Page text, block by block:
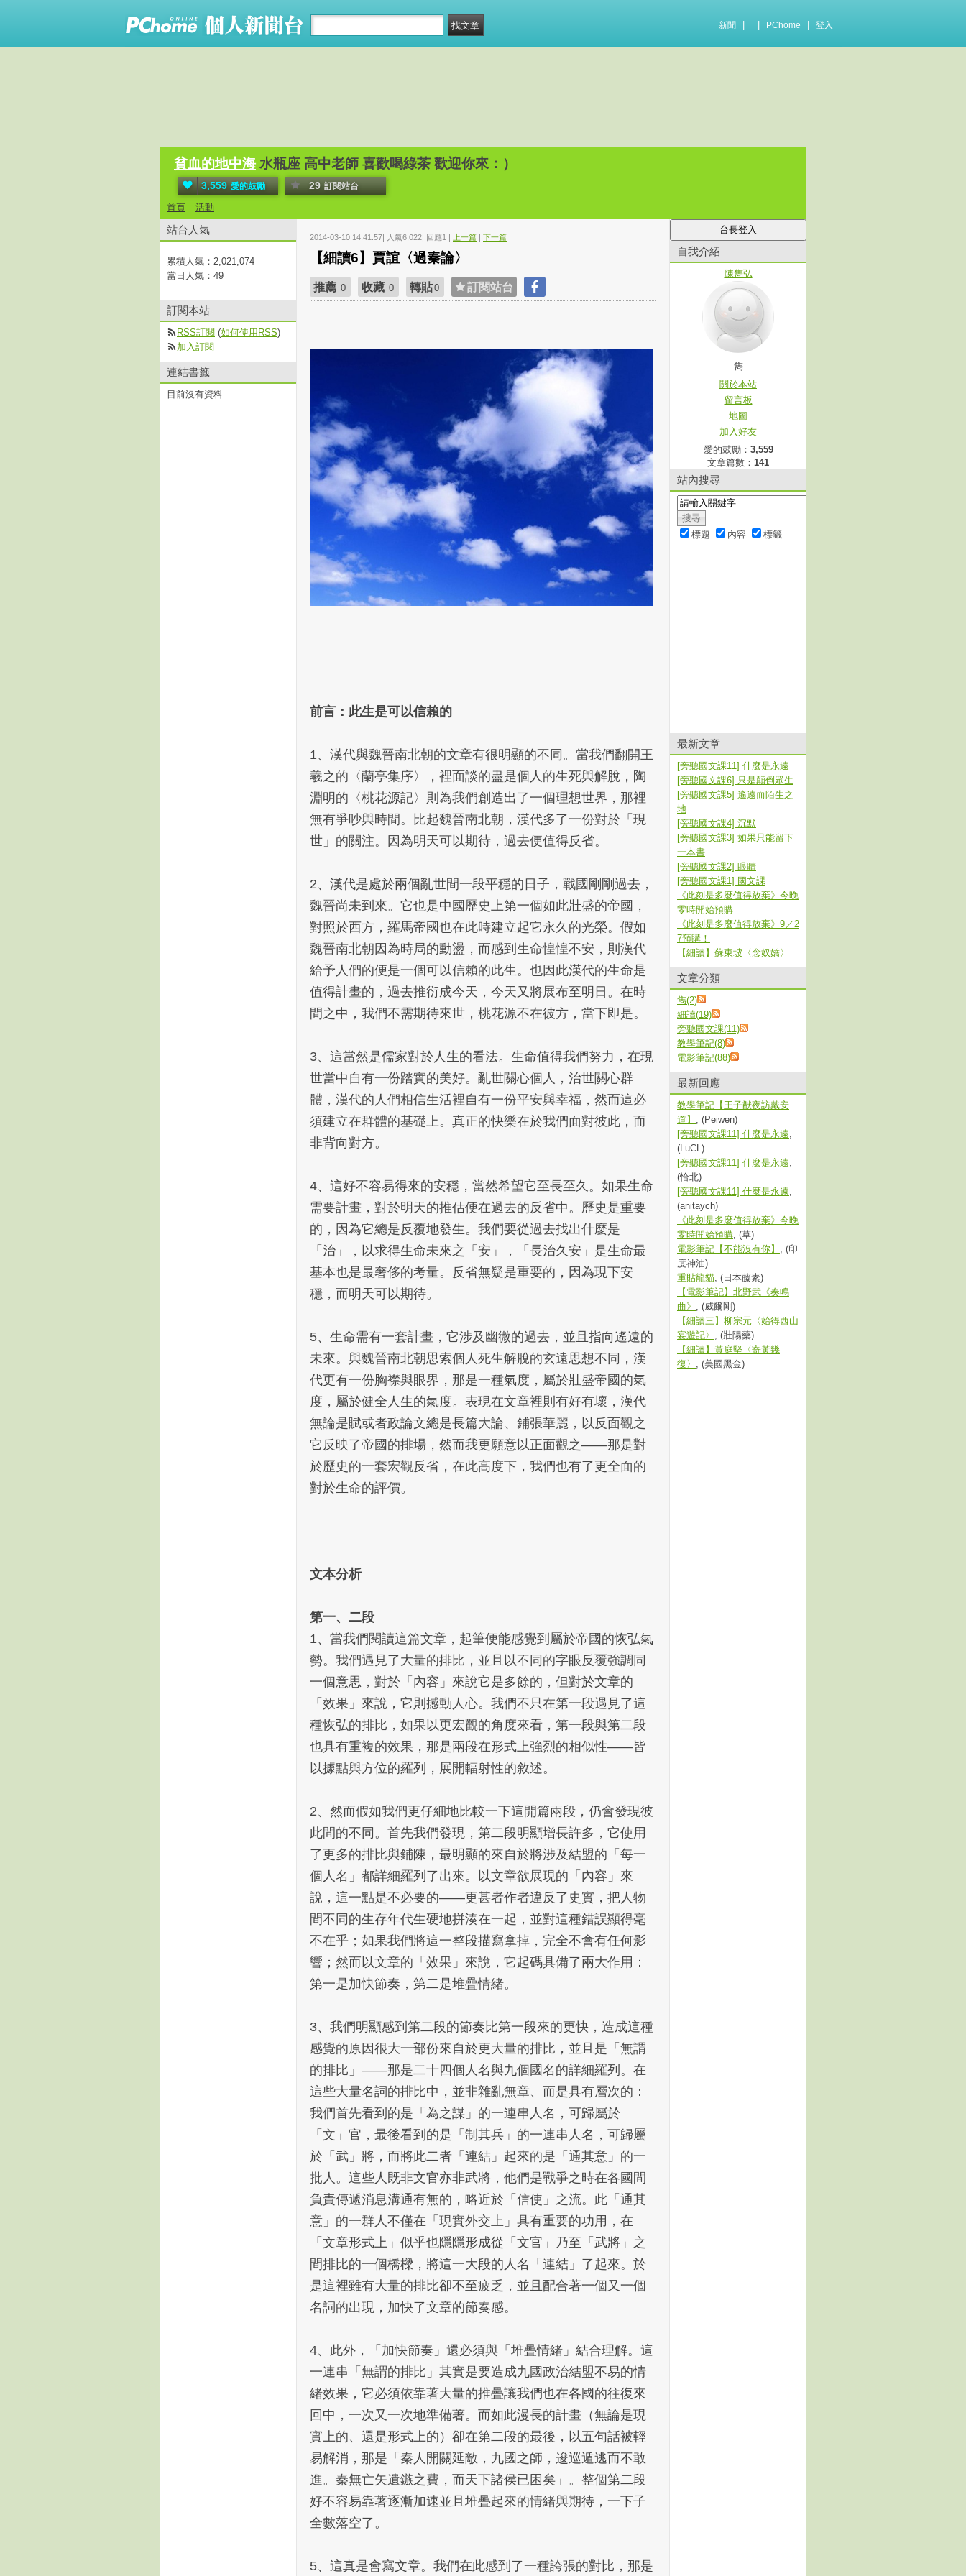
新聞 PChome 登入
貧血的地中海 水瓶座 高中老師 喜歡喝綠茶 歡迎你來：）
3,559 愛的鼓勵 29 訂閱站台
首頁 活動
2014-03-10 14:41:57| 人氣6,022| 回應1 | 上一篇 | 下一篇
【細讀6】賈誼〈過秦論〉
推薦 0 收藏 0 轉貼0 訂閱站台
前言：此生是可以信賴的
1、漢代與魏晉南北朝的文章有很明顯的不同。當我們翻開王
羲之的〈蘭亭集序〉，裡面談的盡是個人的生死與解脫，陶
淵明的〈桃花源記〉則為我們創造出了一個理想世界，那裡
無有爭吵與時間。比起魏晉南北朝，漢代多了一份對於「現
世」的關注。因為明天可以期待，過去便值得反省。
2、漢代是處於兩個亂世間一段平穩的日子，戰國剛剛過去，
魏晉尚未到來。它也是中國歷史上第一個如此壯盛的帝國，
對照於西方，羅馬帝國也在此時建立起它永久的光榮。假如
魏晉南北朝因為時局的動盪，而感到生命惶惶不安，則漢代
給予人們的便是一個可以信賴的此生。也因此漢代的生命是
值得計畫的，過去推衍成今天，今天又將展布至明日。在時
間之中，我們不需期待來世，桃花源不在彼方，當下即是。
3、這當然是儒家對於人生的看法。生命值得我們努力，在現
世當中自有一份踏實的美好。亂世關心個人，治世關心群
體，漢代的人們相信生活裡自有一份平安與幸福，然而這必
須建立在群體的基礎上。真正的快樂在於我們面對彼此，而
非背向對方。
4、這好不容易得來的安穩，當然希望它至長至久。如果生命
需要計畫，對於明天的推估便在過去的反省中。歷史是重要
的，因為它總是反覆地發生。我們要從過去找出什麼是
「治」，以求得生命未來之「安」，「長治久安」是生命最
基本也是最奢侈的考量。反省無疑是重要的，因為現下安
穩，而明天可以期待。
5、生命需有一套計畫，它涉及幽微的過去，並且指向遙遠的
未來。與魏晉南北朝思索個人死生解脫的玄遠思想不同，漢
代更有一份胸襟與眼界，那是一種氣度，屬於壯盛帝國的氣
度，屬於健全人生的氣度。表現在文章裡則有好有壞，漢代
無論是賦或者政論文總是長篇大論、鋪張華麗，以反面觀之
它反映了帝國的排場，然而我更願意以正面觀之——那是對
於歷史的一套宏觀反省，在此高度下，我們也有了更全面的
對於生命的評價。
文本分析
第一、二段
1、當我們閱讀這篇文章，起筆便能感覺到屬於帝國的恢弘氣
勢。我們遇見了大量的排比，並且以不同的字眼反覆強調同
一個意思，對於「內容」來說它是多餘的，但對於文章的
「效果」來說，它則撼動人心。我們不只在第一段遇見了這
種恢弘的排比，如果以更宏觀的角度來看，第一段與第二段
也具有重複的效果，那是兩段在形式上強烈的相似性——皆
以據點與方位的羅列，展開輻射性的敘述。
2、然而假如我們更仔細地比較一下這開篇兩段，仍會發現彼
此間的不同。首先我們發現，第二段明顯增長許多，它使用
了更多的排比與鋪陳，最明顯的來自於將涉及結盟的「每一
個人名」都詳細羅列了出來。以文章欲展現的「內容」來
說，這一點是不必要的——更甚者作者違反了史實，把人物
間不同的生存年代生硬地拼湊在一起，並對這種錯誤顯得毫
不在乎；如果我們將這一整段描寫拿掉，完全不會有任何影
響；然而以文章的「效果」來說，它起碼具備了兩大作用：
第一是加快節奏，第二是堆疊情緒。
3、我們明顯感到第二段的節奏比第一段來的更快，造成這種
感覺的原因很大一部份來自於更大量的排比，並且是「無謂
的排比」——那是二十四個人名與九個國名的詳細羅列。在
這些大量名詞的排比中，並非雜亂無章、而是具有層次的：
我們首先看到的是「為之謀」的一連串人名，可歸屬於
「文」官，最後看到的是「制其兵」的一連串人名，可歸屬
於「武」將，而將此二者「連結」起來的是「通其意」的一
批人。這些人既非文官亦非武將，他們是戰爭之時在各國間
負責傳遞消息溝通有無的，略近於「信使」之流。此「通其
意」的一群人不僅在「現實外交上」具有重要的功用，在
「文章形式上」似乎也隱隱形成從「文官」乃至「武將」之
間排比的一個橋樑，將這一大段的人名「連結」了起來。於
是這裡雖有大量的排比卻不至疲乏，並且配合著一個又一個
名詞的出現，加快了文章的節奏感。
4、此外，「加快節奏」還必須與「堆疊情緒」結合理解。這
一連串「無謂的排比」其實是要造成九國政治結盟不易的情
緒效果，它必須依靠著大量的推疊讓我們也在各國的往復來
回中，一次又一次地準備著。而如此漫長的計畫（無論是現
實上的、還是形式上的）卻在第二段的最後，以五句話被輕
易解消，那是「秦人開關延敵，九國之師，逡巡遁逃而不敢
進。秦無亡矢遺鏃之費，而天下諸侯已困矣」。整個第二段
好不容易靠著逐漸加速並且堆疊起來的情緒與期待，一下子
全數落空了。
5、這真是會寫文章。我們在此感到了一種誇張的對比，那是
自我介紹
陳雋弘
雋
關於本站
留言板
地圖
加入好友
愛的鼓勵： 3,559
文章篇數： 141
站內搜尋
標題 內容 標籤
最新文章
[旁聽國文課11] 什麼是永遠
[旁聽國文課6] 只是顛倒眾生
[旁聽國文課5] 遙遠而陌生之
地
[旁聽國文課4] 沉默
[旁聽國文課3] 如果只能留下
一本書
[旁聽國文課2] 眼睛
[旁聽國文課1] 國文課
《此刻是多麼值得放棄》今晚
零時開始預購
《此刻是多麼值得放棄》9／2
7預購！
【細讀】蘇東坡〈念奴嬌〉
文章分類
雋(2)
細讀(19)
旁聽國文課(11)
教學筆記(8)
電影筆記(88)
最新回應
教學筆記【王子猷夜訪戴安
道】 , (Peiwen)
[旁聽國文課11] 什麼是永遠,
(LuCL)
[旁聽國文課11] 什麼是永遠,
(恰北)
[旁聽國文課11] 什麼是永遠,
(anitaych)
《此刻是多麼值得放棄》今晚
零時開始預購, (草)
電影筆記【不能沒有你】 , (印
度神油)
重貼龍貓, (日本藤素)
【電影筆記】北野武《奏鳴
曲》 , (威爾剛)
【細讀三】柳宗元〈始得西山
宴遊記〉 , (壯陽藥)
【細讀】黃庭堅〈寄黃幾
復〉 , (美國黑金)
站台人氣
累積人氣： 2,021,074
當日人氣： 49
訂閱本站
RSS訂閱 (如何使用RSS)
加入訂閱
連結書籤
目前沒有資料